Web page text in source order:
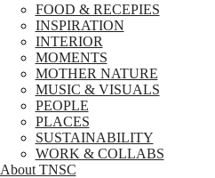
FOOD & RECEPIES
INSPIRATION
INTERIOR
MOMENTS
MOTHER NATURE
MUSIC & VISUALS
PEOPLE
PLACES
SUSTAINABILITY
WORK & COLLABS
About TNSC